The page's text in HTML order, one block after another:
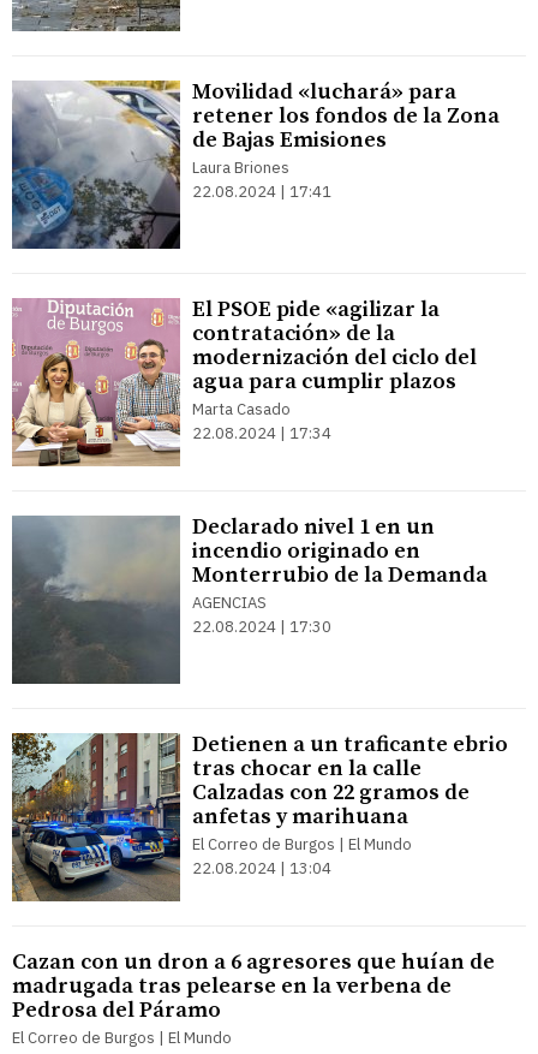
Movilidad «luchará» para
retener los fondos de la Zona
de Bajas Emisiones
Laura Briones
22.08.2024 | 17:41
El PSOE pide «agilizar la
contratación» de la
modernización del ciclo del
agua para cumplir plazos
Marta Casado
22.08.2024 | 17:34
Declarado nivel 1 en un
incendio originado en
Monterrubio de la Demanda
AGENCIAS
22.08.2024 | 17:30
Detienen a un traficante ebrio
tras chocar en la calle
Calzadas con 22 gramos de
anfetas y marihuana
El Correo de Burgos | El Mundo
22.08.2024 | 13:04
Cazan con un dron a 6 agresores que huían de
madrugada tras pelearse en la verbena de
Pedrosa del Páramo
El Correo de Burgos | El Mundo